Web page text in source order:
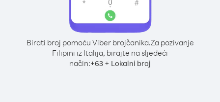
Birati broj pomoću Viber brojčanika.Za pozivanje
Filipini iz Italija, birajte na sljedeći
način:+63 + Lokalni broj